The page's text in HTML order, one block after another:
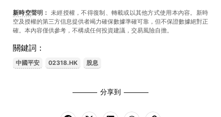
新時空聲明： 未經授權，不得復制、轉載或以其他方式使用本內容。新時
空及授權的第三方信息提供者竭力確保數據準確可靠，但不保證數據絕對正
確。本內容僅供參考，不構成任何投資建議，交易風險自擔。
關鍵詞：
中國平安 02318.HK 股息
分享到